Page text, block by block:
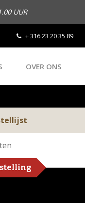
UUR
+ 316 23 20 35 89
OVER ONS